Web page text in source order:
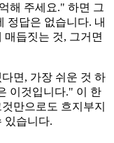
해 주세요." 하면 그
정답은 없습니다. 내
듭짓는 것, 그거면
면, 가장 쉬운 것 하
이것입니다." 이 한
만으로도 흐지부지
있습니다.